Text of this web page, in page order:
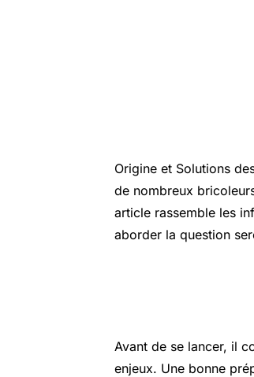
Origine et Solutions
de nombreux
article rassemble les
aborder la question
Avant de se lancer, il
enjeux. Une bonne